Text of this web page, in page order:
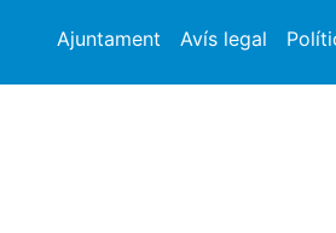
Ajuntament Avís legal